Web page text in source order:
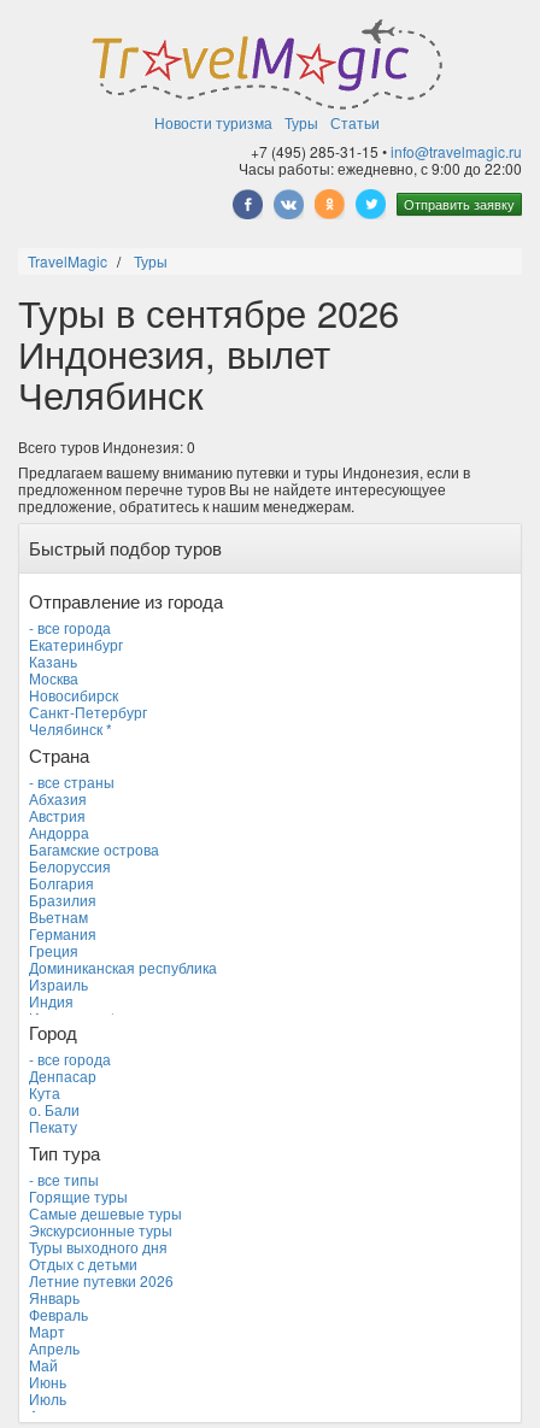
Новости туризма Туры
Статьи
+7 (495) 285-31-15 •info@travelmagic.ru
Часы работы: ежедневно, с 9:00 до 22:00
Отправить заявку
TravelMagic Туры
Туры в сентябре 2026
Индонезия, вылет
Челябинск
Всего туров Индонезия: 0
Предлагаем вашему вниманию путевки и туры Индонезия, если в
предложенном перечне туров Вы не найдете интересующуее
предложение, обратитесь к нашим менеджерам.
Быстрый подбор туров
Отправление из города
- все города
Екатеринбург
Казань
Москва
Новосибирск
Санкт-Петербург
Челябинск *
Страна
- все страны
Абхазия
Австрия
Андорра
Багамские острова
Белоруссия
Болгария
Бразилия
Вьетнам
Германия
Греция
Доминиканская республика
Израиль
Индия
Индонезия *
Иордания
Италия
Камбоджа
Кипр
Куба
Мальдивские острова
Мальта
Новая Зеландия
Объединенные Арабские Эмираты
Перу
Россия
Таиланд
Тунис
Турция
Финляндия
Франция
Хорватия
Черногория
Чехия
Город
- все города
Денпасар
Кута
о. Бали
Пекату
Тип тура
- все типы
Горящие туры
Самые дешевые туры
Экскурсионные туры
Туры выходного дня
Отдых с детьми
Летние путевки 2026
Январь
Февраль
Март
Апрель
Май
Июнь
Июль
Август